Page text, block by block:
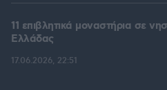
11 επιβλητικά μοναστήρια σε
Ελλάδας
17.06.2026, 22:51